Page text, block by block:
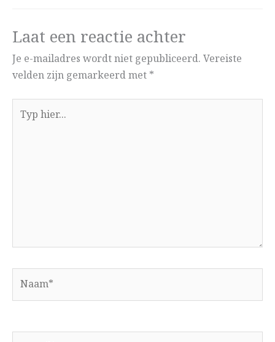
Laat een reactie achter
Je e-mailadres wordt niet gepubliceerd. Vereiste
velden zijn gemarkeerd met *
Typ
hier...
Naam*